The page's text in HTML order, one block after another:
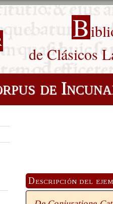
B
de Clásicos
de
Descripción del